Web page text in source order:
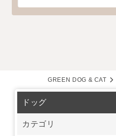
GREEN DOG & CAT
ドッグ
カテゴリ